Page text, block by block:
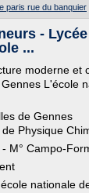
paris rue du banquier
-
...
moderne et
L'école
de Gennes
Physique
M° Campo-
nationale